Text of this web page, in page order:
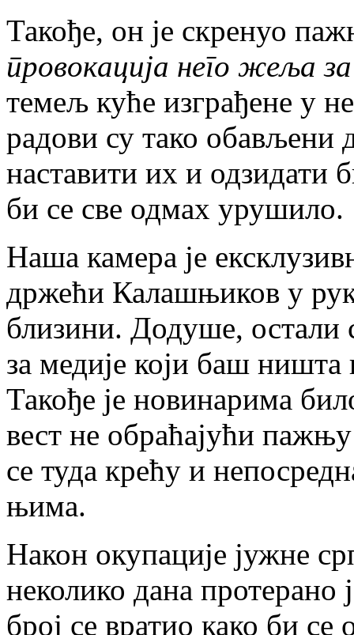
Такође, он је скренуо
провокација него жеља
темељ куће изграђене у
радови су тако обављени
наставити их и одзидати
би се све одмах урушило.
Наша камера је
држећи Калашњиков у
близини. Додуше, остали
за медије који баш
Такође је новинарима
вест не обраћајући
се туда крећу и
њима.
Након окупације јужне
неколико дана
број се вратио како би се